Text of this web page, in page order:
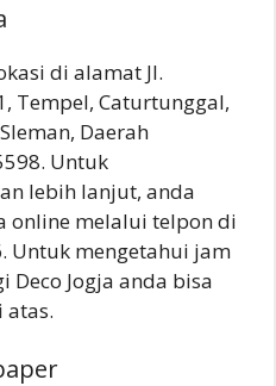
di alamat Jl.
Tempel, Caturtunggal,
Daerah
Untuk
lebih lanjut, anda
online melalui telpon di
Untuk mengetahui jam
Deco Jogja anda bisa
atas.